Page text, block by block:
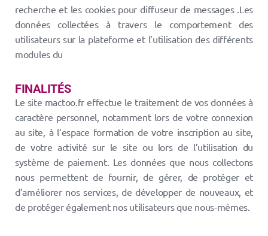
recherche et les cookies pour diffuseur de messages .Les
données collectées à travers le comportement des
utilisateurs sur la plateforme et l’utilisation des différents
modules du
FINALITÉS
Le site mactoo.fr effectue le traitement de vos données à
caractère personnel, notamment lors de votre connexion
au site, à l’espace formation de votre inscription au site,
de votre activité sur le site ou lors de l’utilisation du
système de paiement. Les données que nous collectons
nous permettent de fournir, de gérer, de protéger et
d’améliorer nos services, de développer de nouveaux, et
de protéger également nos utilisateurs que nous-mêmes.